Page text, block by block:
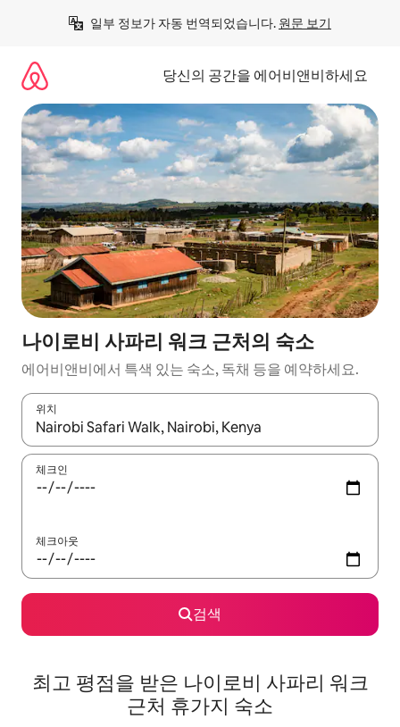
일부 정보가 자동 번역되었습니다. 원문 보기
당신의 공간을 에어비앤비하세요
나이로비 사파리 워크 근처의 숙소
에어비앤비에서 특색 있는 숙소, 독채 등을 예약하세요.
위치
결과가 나오면 위·아래 화살표 키를 사용하거나 터치 또는 스와이
체크인
체크아웃
검색
최고 평점을 받은 나이로비 사파리 워크
근처 휴가지 숙소